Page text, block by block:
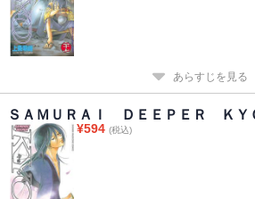
あらすじを見る
ＳＡＭＵＲＡＩ ＤＥＥＰＥＲ ＫＹ
¥594 (税込)